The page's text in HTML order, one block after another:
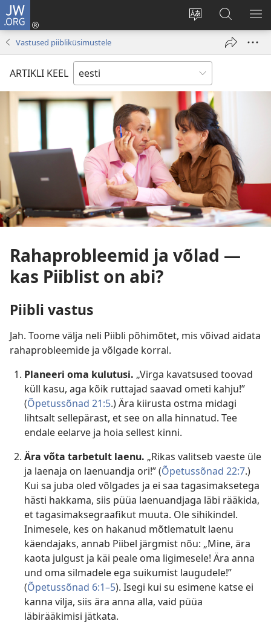
JW.ORG
Muuda
veebisaidi
Logi
sisse
akna)
Otsi
saidilt
JW.ORG
Vastused piibliküsimustele
ARTIKLI KEEL
Rahaprobleemid ja võlad —
kas Piiblist on abi?
Piibli vastus
Jah. Toome välja neli Piibli põhimõtet, mis võivad aidata
rahaprobleemide ja võlgade korral.
Planeeri oma kulutusi. „Virga kavatsused toovad
küll kasu, aga kõik ruttajad saavad ometi kahju!”
(Õpetussõnad 21:5.) Ära kiirusta ostma midagi
lihtsalt sellepärast, et see on alla hinnatud. Tee
endale eelarve ja hoia sellest kinni.
Ära võta tarbetult laenu. „Rikas valitseb vaeste üle
ja laenaja on laenuandja ori!” (Õpetussõnad 22:7.)
Kui sa juba oled võlgades ja ei saa tagasimaksetega
hästi hakkama, siis püüa laenuandjaga läbi rääkida,
et tagasimaksegraafikut muuta. Ole sihikindel.
Inimesele, kes on hakanud mõtlematult laenu
käendajaks, annab Piibel järgmist nõu: „Mine, ära
kaota julgust ja käi peale oma ligimesele! Ära anna
und oma silmadele ega suikumist laugudele!”
(Õpetussõnad 6:1–5). Isegi kui su esimene katse ei
kanna vilja, siis ära anna alla, vaid püüa
läbirääkimisi jätkata.